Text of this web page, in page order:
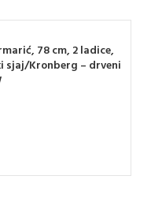
78 cm, 2 ladice,
sjaj/Kronberg – drveni